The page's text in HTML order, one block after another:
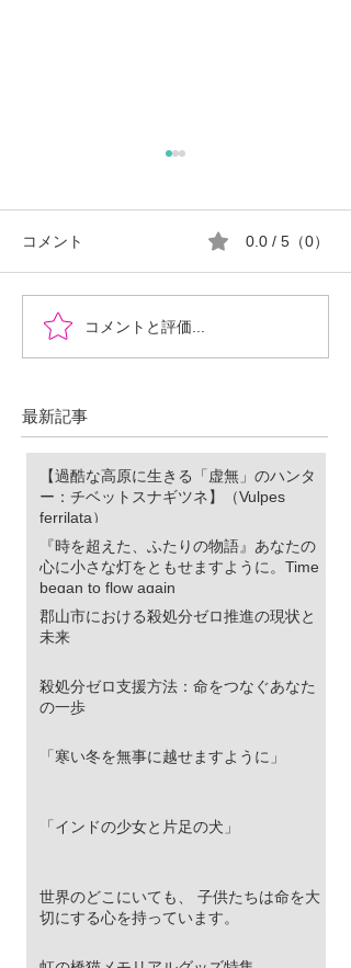
『時を超えた、ふたりの
物語』あなたの心に小さ
に。Time began to flow again
コメント 0.0 / 5（0）
コメントと評価...
最新記事
【過酷な高原に生きる「虚無」のハンタ
ー：チベットスナギツネ】（Vulpes
ferrilata）
『時を超えた、ふたりの物語』あなたの
心に小さな灯をともせますように。Time
began to flow again
郡山市における殺処分ゼロ推進の現状と
未来
殺処分ゼロ支援方法：命をつなぐあなた
の一歩
「寒い冬を無事に越せますように」
「インドの少女と片足の犬」
世界のどこにいても、 子供たちは命を大
切にする心を持っています。